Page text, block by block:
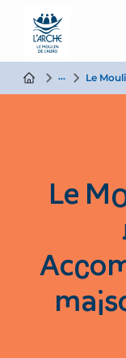
Actualité
Le